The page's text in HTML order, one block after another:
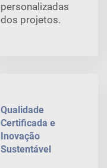
personalizadas
dos projetos.
Qualidade
Certificada e
Inovação
Sustentável